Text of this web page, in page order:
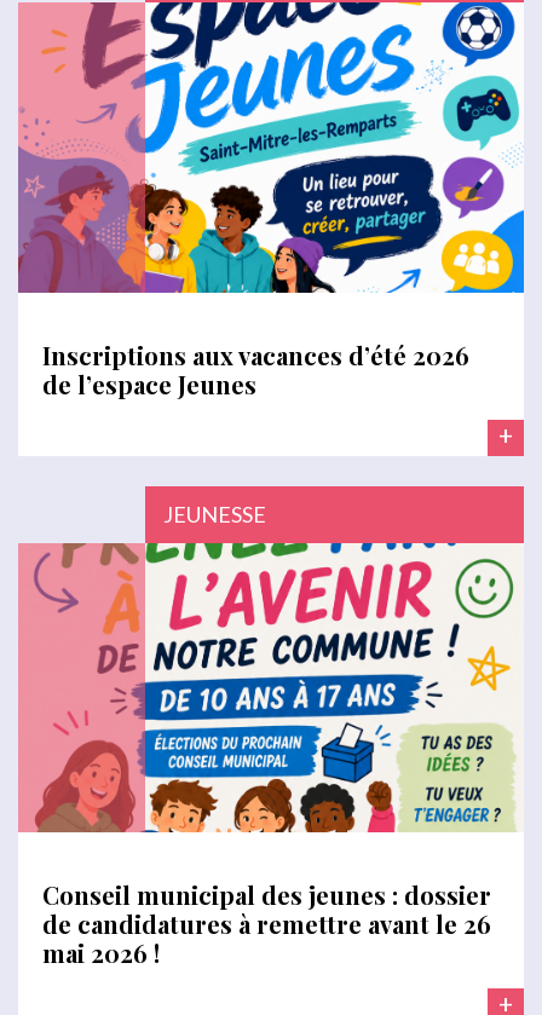
Inscriptions aux vacances d’été 2026
de l’espace Jeunes
+
JEUNESSE
Conseil municipal des jeunes : dossier
de candidatures à remettre avant le 26
mai 2026 !
+